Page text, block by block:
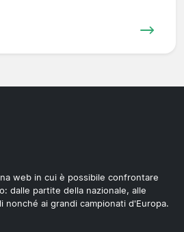
web in cui è possibile confrontare
dalle partite della nazionale, alle
nonché ai grandi campionati d'Europa.